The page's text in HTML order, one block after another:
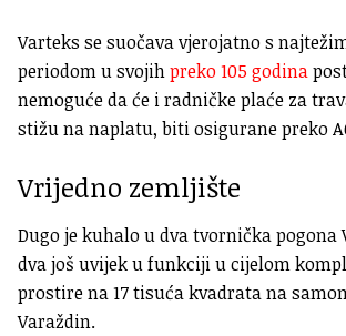
Varteks se suočava vjerojatno s
periodom u svojihpreko 105 godina
nemoguće da će i radničke plaće za
stižu na naplatu, biti osigurane preko
Vrijedno zemljište
Dugo je kuhalo u dva tvornička pogona
dva još uvijek u funkciji u cijelom
prostire na 17 tisuća kvadrata na
Varaždin.